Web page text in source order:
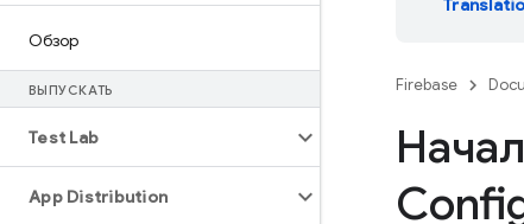
Обзор
ВЫПУСКАТЬ
Test Lab
App Distribution
Firebase